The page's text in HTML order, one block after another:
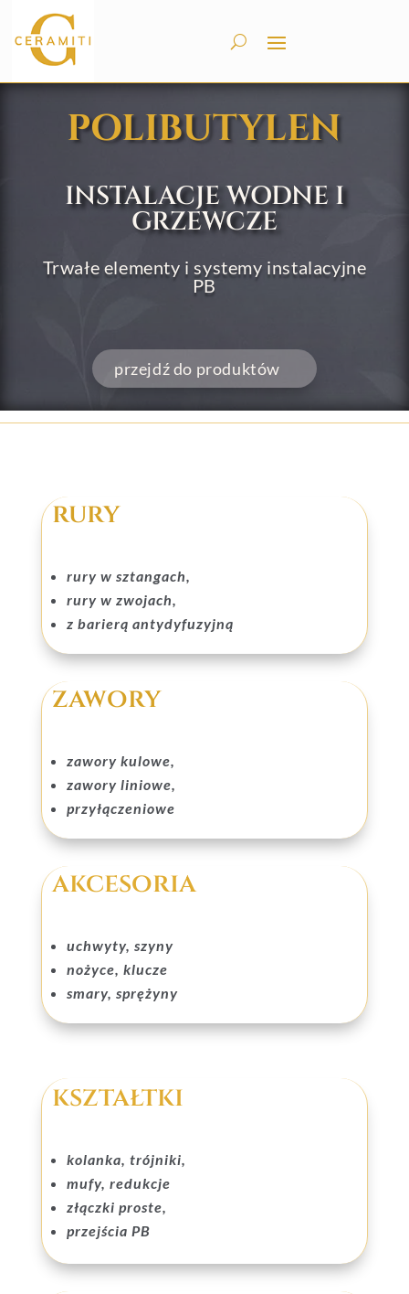
POLIBUTYLEN
INSTALACJE WODNE I
GRZEWCZE
Trwałe elementy i systemy instalacyjne
PB
przejdź do produktów
rury
rury w sztangach,
rury w zwojach,
z barierą antydyfuzyjną
zawory
zawory kulowe,
zawory liniowe,
przyłączeniowe
akcesoria
uchwyty, szyny
nożyce, klucze
smary, sprężyny
kształtki
kolanka, trójniki,
mufy, redukcje
złączki proste,
przejścia PB